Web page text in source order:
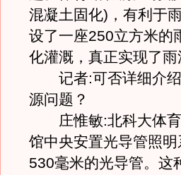
混凝土固化)，有利于
设了一座250立方米的
化灌溉，真正实现了雨
记者:可否详细介绍
源问题？
庄惟敏:北科大体育
馆中央安置光导管照
530毫米的光导管。这